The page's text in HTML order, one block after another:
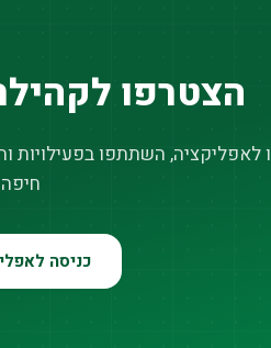
הצטרפו
לאפליקציה, השתתפו בפעילויות
כניסה